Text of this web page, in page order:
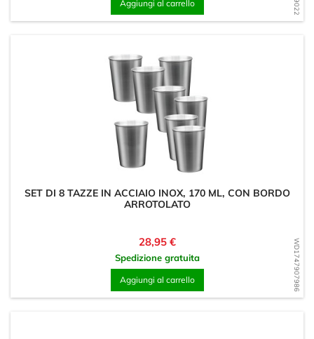
Aggiungi al carrello
WD1747907986
SET DI 8 TAZZE IN ACCIAIO INOX, 170 ML, CON BORDO
ARROTOLATO
Prezzo
28,95 €
Spedizione gratuita
Aggiungi al carrello